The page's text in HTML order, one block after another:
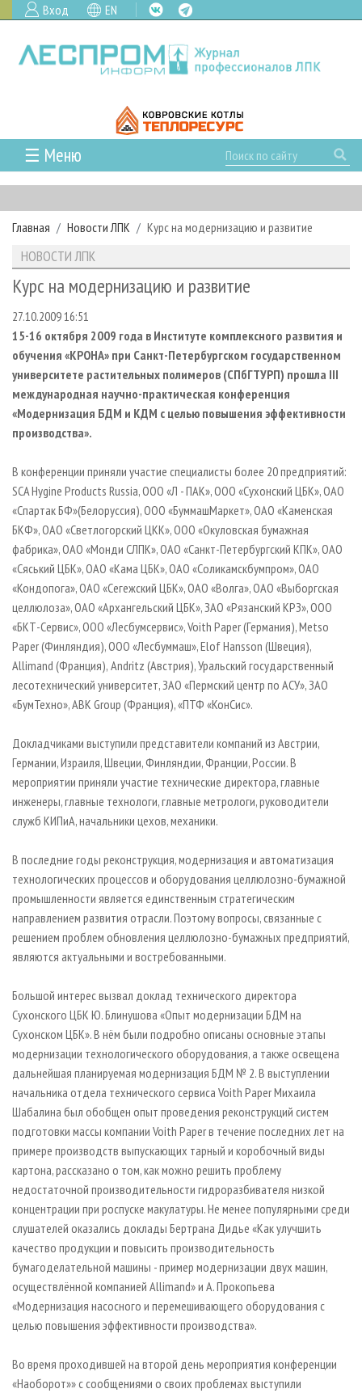
Вход EN
☰ Меню
ГЛАВНАЯ
РУБРИКИ И ТЕМЫ
РУБРИКИ ЖУРНАЛА
ЛЕСНОЕ ХОЗЯЙСТВО
ЛЕСОЗАГОТОВКА
ЛЕСОПИЛЕНИЕ
ДЕРЕВООБРАБОТКА
СУШКА ДРЕВЕСИНЫ
ПРОИЗВОДСТВО ДРЕВЕСНЫХ ПЛИТ
ДЕРЕВЯННОЕ ДОМОСТРОЕНИЕ
БИОЭНЕРГЕТИКА
ЦБП
ИНСТРУМЕНТ И МАТЕРИАЛЫ
НОВОСТИ
КАЛЕНДАРЬ СОБЫТИЙ
НОВОСТИ ЛПК
НОВОСТИ ЖУРНАЛА
НОВОСТИ КОМПАНИЙ
ПРОЕКТЫ ЛПИ
АНАЛИТИКА
ПРЕДПРИЯТИЯ ЛПК
ЛЕСНЫЕ РЕГИОНЫ РОССИИ
ПЕРСОНЫ
МОБИЛЬНЫЕ ВЫСТАВКИ
ОФИЦИАЛЬНЫЕ ДЕЛЕГАЦИИ
RUSSIAN FORESTRY REVIEW
ГАЗЕТА ЛЕСПРОМФОРУМ
БИБЛИОТЕКА СПЕЦИАЛИСТА
АРХИВ
АРХИВ ЖУРНАЛОВ
СТАТЬИ
О ЖУРНАЛЕ
ПОДПИСКА
КОНТАКТЫ
РЕКЛАМОДАТЕЛЯМ
РЕКЛАМА
РЕКЛАМА НА САЙТЕ
Главная Новости ЛПК Курс на модернизацию и развитие
НОВОСТИ ЛПК
Курс на модернизацию и развитие
27.10.2009 16:51
15-16 октября 2009 года в Институте комплексного развития и
обучения «КРОНА» при Санкт-Петербургском государственном
университете растительных полимеров (СПбГТУРП) прошла III
международная научно-практическая конференция
«Модернизация БДМ и КДМ с целью повышения эффективности
производства».
В конференции приняли участие специалисты более 20 предприятий:
SCA Hygine Products Russia, ООО «Л - ПАК», ООО «Сухонский ЦБК», ОАО
«Спартак БФ»(Белоруссия), ООО «БуммашМаркет», ОАО «Каменская
БКФ», ОАО «Светлогорский ЦКК», ООО «Окуловская бумажная
фабрика», ОАО «Монди СЛПК», ОАО «Санкт-Петербургский КПК», ОАО
«Сяський ЦБК», ОАО «Кама ЦБК», ОАО «Соликамскбумпром», ОАО
«Кондопога», ОАО «Сегежский ЦБК», ОАО «Волга», ОАО «Выборгская
целлюлоза», ОАО «Архангельский ЦБК», ЗАО «Рязанский КРЗ», ООО
«БКТ-Сервис», ООО «Лесбумсервис», Voith Paper (Германия), Metso
Paper (Финляндия), OOO «Лесбуммаш», Elof Hansson (Швеция),
Allimand (Франция), Andritz (Австрия), Уральский государственный
лесотехнический университет, ЗАО «Пермский центр по АСУ», ЗАО
«БумТехно», ABK Group (Франция), «ПТФ «КонСис».
Докладчиками выступили представители компаний из Австрии,
Германии, Израиля, Швеции, Финляндии, Франции, России. В
мероприятии приняли участие технические директора, главные
инженеры, главные технологи, главные метрологи, руководители
служб КИПиА, начальники цехов, механики.
В последние годы реконструкция, модернизация и автоматизация
технологических процессов и оборудования целлюлозно-бумажной
промышленности является единственным стратегическим
направлением развития отрасли. Поэтому вопросы, связанные с
решением проблем обновления целлюлозно-бумажных предприятий,
являются актуальными и востребованными.
Большой интерес вызвал доклад технического директора
Сухонского ЦБК Ю. Блинушова «Опыт модернизации БДМ на
Сухонском ЦБК». В нём были подробно описаны основные этапы
модернизации технологического оборудования, а также освещена
дальнейшая планируемая модернизация БДМ № 2. В выступлении
начальника отдела технического сервиса Voith Paper Михаила
Шабалина был обобщен опыт проведения реконструкций систем
подготовки массы компании Voith Paper в течение последних лет на
примере производств выпускающих тарный и коробочный виды
картона, рассказано о том, как можно решить проблему
недостаточной производительности гидроразбивателя низкой
концентрации при роспуске макулатуры. Не менее популярными среди
слушателей оказались доклады Бертрана Дидье «Как улучшить
качество продукции и повысить производительность
бумагоделательной машины - пример модернизации двух машин,
осуществлённой компанией Allimand» и А. Прокопьева
«Модернизация насосного и перемешивающего оборудования с
целью повышения эффективности производства».
Во время проходившей на второй день мероприятия конференции
«Наоборот»» с сообщениями о своих проблемах выступили